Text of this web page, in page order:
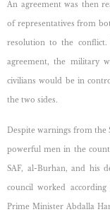
An agreement was then
of representatives from
resolution to the
agreement, the military
civilians would be in
the two sides.
Despite warnings from the
powerful men in the
SAF, al-Burhan, and his
council worked
Prime Minister Abdalla